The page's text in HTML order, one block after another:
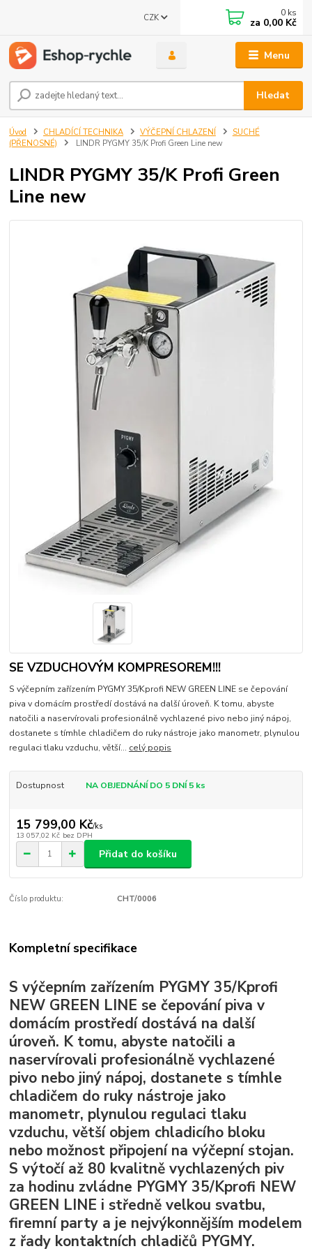
Menu
CZK
Hledat
0 ks
za 0,00 Kč
Úvod CHLADÍCÍ TECHNIKA VÝČEPNÍ CHLAZENÍ
SUCHÉ
(PŘENOSNÉ)
LINDR PYGMY 35/K Profi Green Line new
LINDR PYGMY 35/K Profi Green
Line new
SE VZDUCHOVÝM KOMPRESOREM!!!
S výčepním zařízením PYGMY 35/Kprofi NEW GREEN LINE se čepování
piva v domácím prostředí dostává na další úroveň. K tomu, abyste
natočili a naservírovali profesionálně vychlazené pivo nebo jiný nápoj,
dostanete s tímhle chladičem do ruky nástroje jako manometr, plynulou
regulaci tlaku vzduchu, větší... celý popis
Dostupnost NA OBJEDNÁNÍ DO 5 DNÍ 5 ks
15 799,00 Kč/ks
13 057,02 Kč bez DPH
Přidat do košíku
Číslo produktu: CHT/0006
Kompletní specifikace
S výčepním zařízením PYGMY 35/Kprofi
NEW GREEN LINE se čepování piva v
domácím prostředí dostává na další
úroveň. K tomu, abyste natočili a
naservírovali profesionálně vychlazené
pivo nebo jiný nápoj, dostanete s tímhle
chladičem do ruky nástroje jako
manometr, plynulou regulaci tlaku
vzduchu, větší objem chladicího bloku
nebo možnost připojení na výčepní stojan.
S výtočí až 80 kvalitně vychlazených piv
za hodinu zvládne PYGMY 35/Kprofi NEW
GREEN LINE i středně velkou svatbu,
firemní party a je nejvýkonnějším modelem
z řady kontaktních chladičů PYGMY.